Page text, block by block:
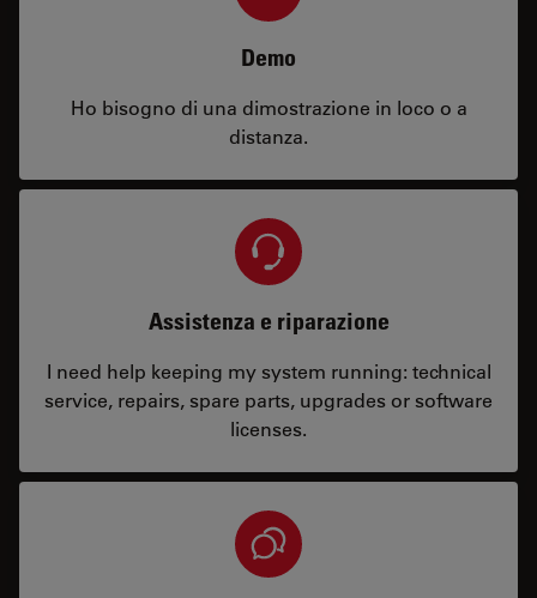
Demo
Ho bisogno di una dimostrazione in loco o a
distanza.
Assistenza e riparazione
I need help keeping my system running: technical
service, repairs, spare parts, upgrades or software
licenses.